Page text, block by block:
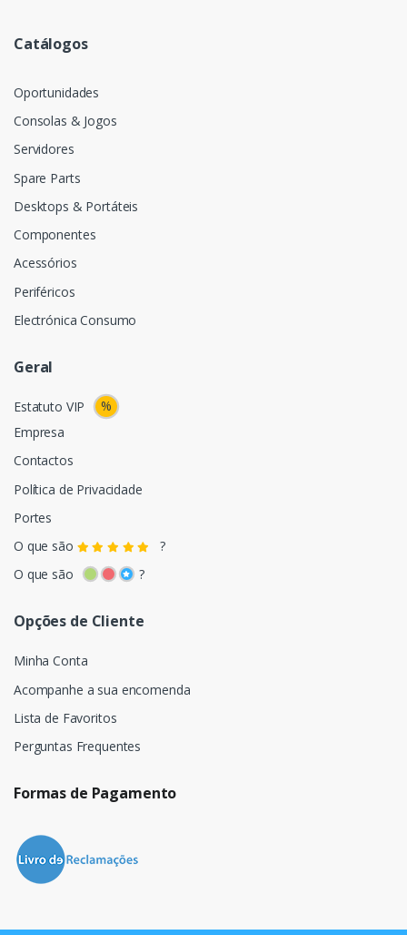
Catálogos
Oportunidades
Consolas & Jogos
Servidores
Spare Parts
Desktops & Portáteis
Componentes
Acessórios
Periféricos
Electrónica Consumo
Geral
Estatuto VIP
%
Empresa
Contactos
Política de Privacidade
Portes
O que são
?
O que são
?
Opções de Cliente
Minha Conta
Acompanhe a sua encomenda
Lista de Favoritos
Perguntas Frequentes
Formas de Pagamento